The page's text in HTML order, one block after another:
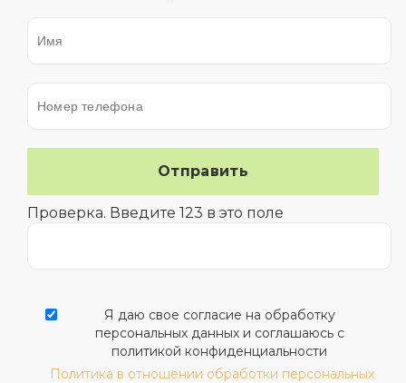
Проверка. Введите 123 в это поле
Я даю свое согласие на обработку
персональных данных и соглашаюсь с
политикой конфиденциальности
Политика в отношении обработки персональных